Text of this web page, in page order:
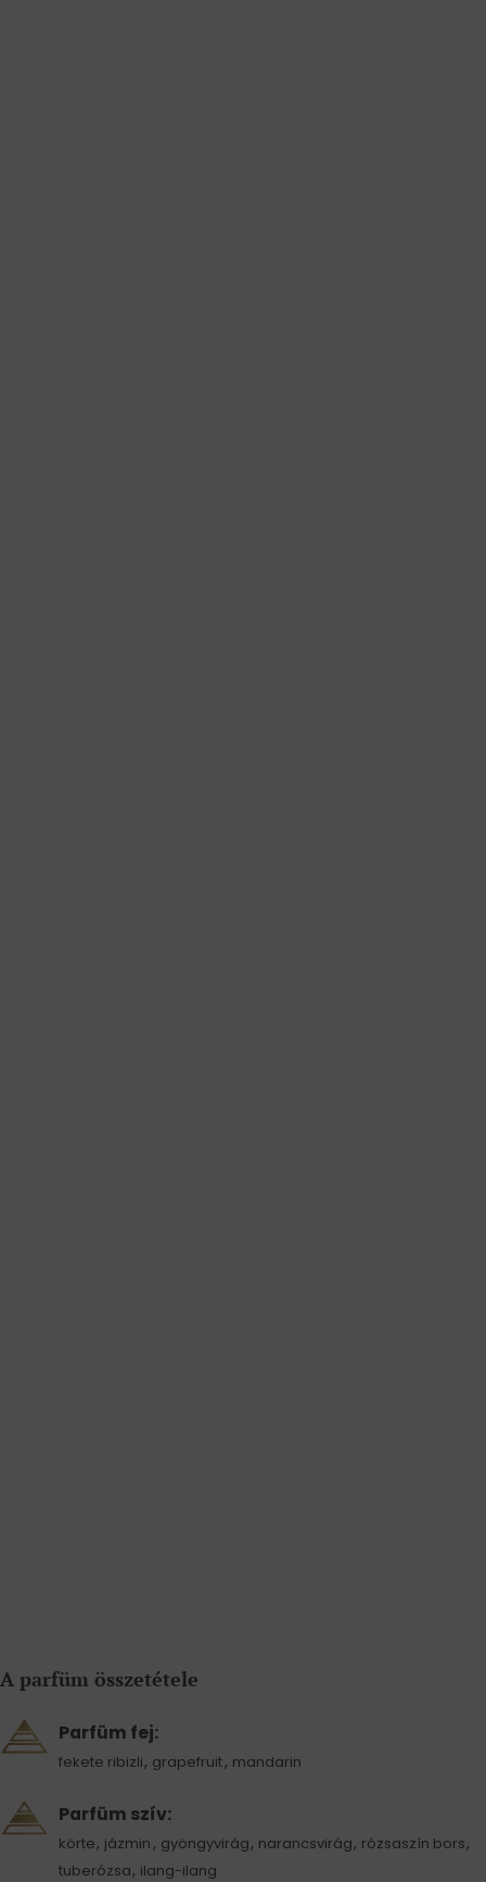
A parfüm összetétele
Parfüm fej:
fekete ribizli, grapefruit, mandarin
Parfüm szív:
körte, jázmin , gyöngyvirág, narancsvirág, rózsaszín bors,
tuberózsa, ilang-ilang